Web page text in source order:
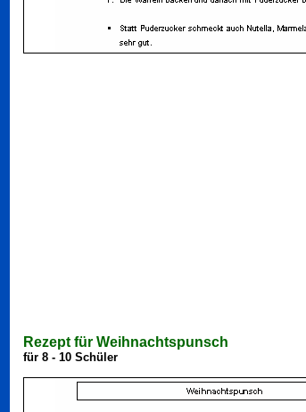
Rezept für Weihnachtspunsch
für 8 - 10 Schüler